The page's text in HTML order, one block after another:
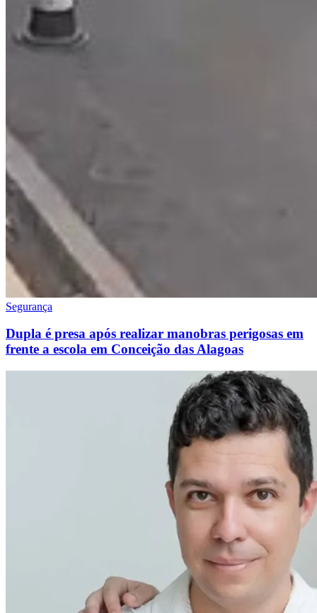
Segurança
Dupla é presa após realizar manobras perigosas em
frente a escola em Conceição das Alagoas